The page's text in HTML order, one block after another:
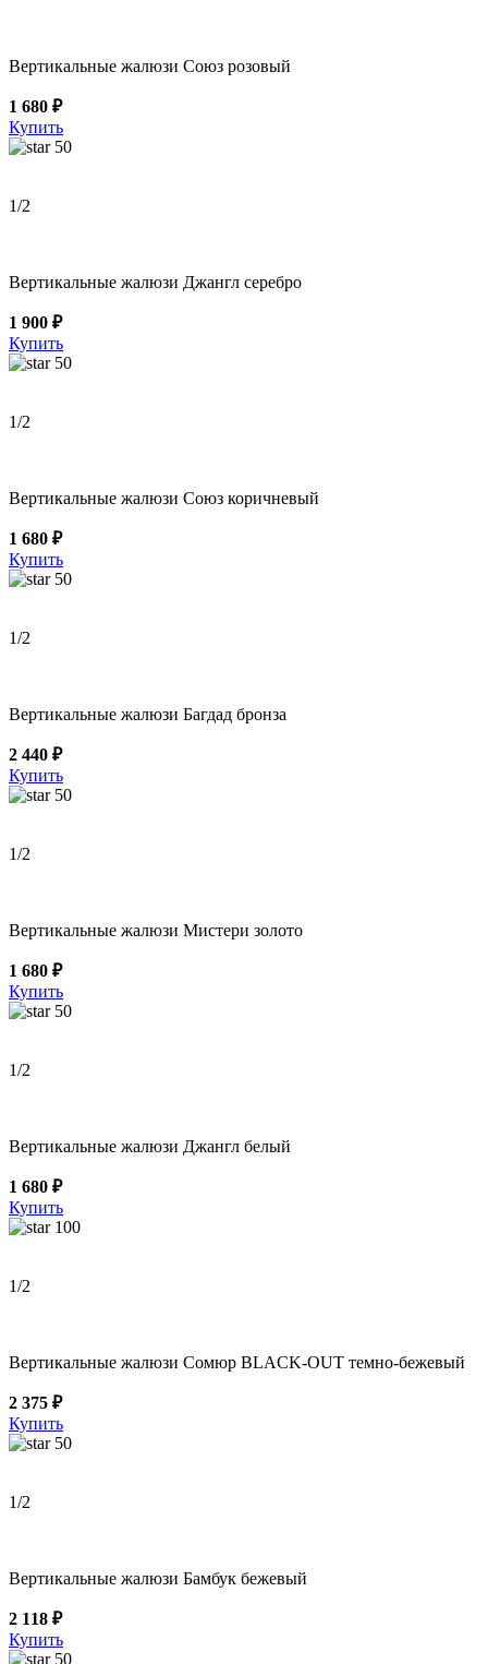
Вертикальные жалюзи Союз розовый
1 680 ₽
Купить
50
1/2
Вертикальные жалюзи Джангл серебро
1 900 ₽
Купить
50
1/2
Вертикальные жалюзи Союз коричневый
1 680 ₽
Купить
50
1/2
Вертикальные жалюзи Багдад бронза
2 440 ₽
Купить
50
1/2
Вертикальные жалюзи Мистери золото
1 680 ₽
Купить
50
1/2
Вертикальные жалюзи Джангл белый
1 680 ₽
Купить
100
1/2
Вертикальные жалюзи Сомюр BLACK-OUT темно-бежевый
2 375 ₽
Купить
50
1/2
Вертикальные жалюзи Бамбук бежевый
2 118 ₽
Купить
50